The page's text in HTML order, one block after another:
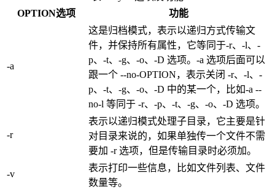
OPTION选项
功能
-a
这是归档模式，表示以递归方式传输文
件，并保持所有属性，它等同于-r、-l、-
p、-t、-g、-o、-D 选项。-a 选项后面可以
跟一个 --no-OPTION，表示关闭 -r、-l、-
p、-t、-g、-o、-D 中的某一个，比如-a --
no-l 等同于 -r、-p、-t、-g、-o、-D 选项。
-r
表示以递归模式处理子目录，它主要是针
对目录来说的，如果单独传一个文件不需
要加 -r 选项，但是传输目录时必须加。
-v
表示打印一些信息，比如文件列表、文件
数量等。